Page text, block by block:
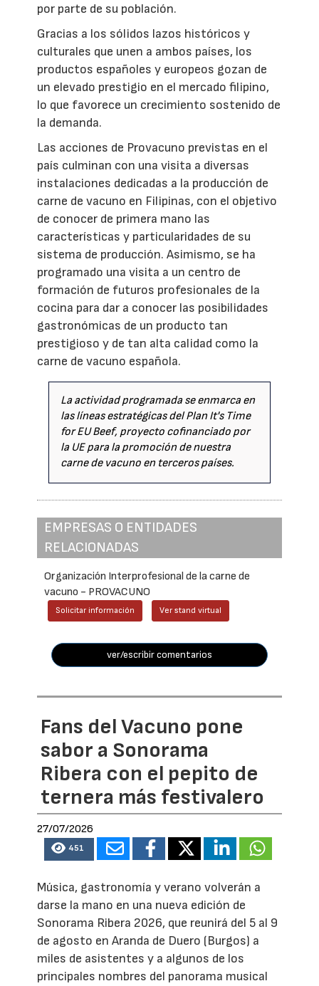
por parte de su población.
Gracias a los sólidos lazos históricos y
culturales que unen a ambos países, los
productos españoles y europeos gozan de
un elevado prestigio en el mercado filipino,
lo que favorece un crecimiento sostenido de
la demanda.
Las acciones de Provacuno previstas en el
país culminan con una visita a diversas
instalaciones dedicadas a la producción de
carne de vacuno en Filipinas, con el objetivo
de conocer de primera mano las
características y particularidades de su
sistema de producción. Asimismo, se ha
programado una visita a un centro de
formación de futuros profesionales de la
cocina para dar a conocer las posibilidades
gastronómicas de un producto tan
prestigioso y de tan alta calidad como la
carne de vacuno española.
La actividad programada se enmarca en
las líneas estratégicas del Plan It's Time
for EU Beef, proyecto cofinanciado por
la UE para la promoción de nuestra
carne de vacuno en terceros países.
EMPRESAS O ENTIDADES
RELACIONADAS
Organización Interprofesional de la carne de
vacuno - PROVACUNO
Solicitar información Ver stand virtual
ver/escribir comentarios
Fans del Vacuno pone
sabor a Sonorama
Ribera con el pepito de
ternera más festivalero
27/07/2026
451
Música, gastronomía y verano volverán a
darse la mano en una nueva edición de
Sonorama Ribera 2026, que reunirá del 5 al 9
de agosto en Aranda de Duero (Burgos) a
miles de asistentes y a algunos de los
principales nombres del panorama musical